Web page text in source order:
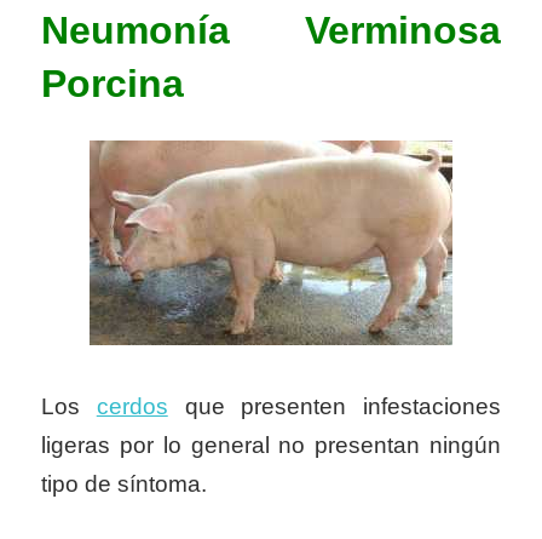
Neumonía Verminosa
Porcina
Los cerdos que presenten infestaciones
ligeras por lo general no presentan ningún
tipo de síntoma.